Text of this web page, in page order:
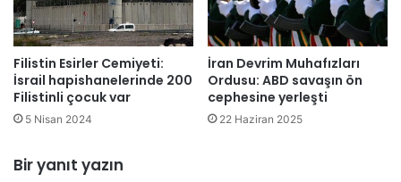
a
i
f
t
a
r
v
d
l
d
u
Filistin Esirler Cemiyeti:
İsrail hapishanelerinde 200
Filistinli çocuk var
5 Nisan 2024
İran Devrim Muhafızları
Ordusu: ABD savaşın ön
cephesine yerleşti
22 Haziran 2025
Bir yanıt yazın